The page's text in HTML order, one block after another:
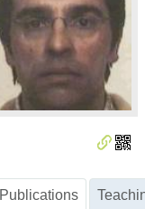
Publications